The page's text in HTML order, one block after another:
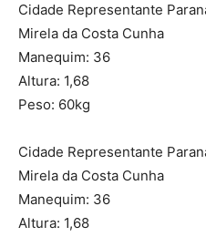
Cidade Representante
Mirela da Costa Cunha
Manequim: 36
Altura: 1,68
Peso: 60kg
Cidade Representante
Mirela da Costa Cunha
Manequim: 36
Altura: 1,68